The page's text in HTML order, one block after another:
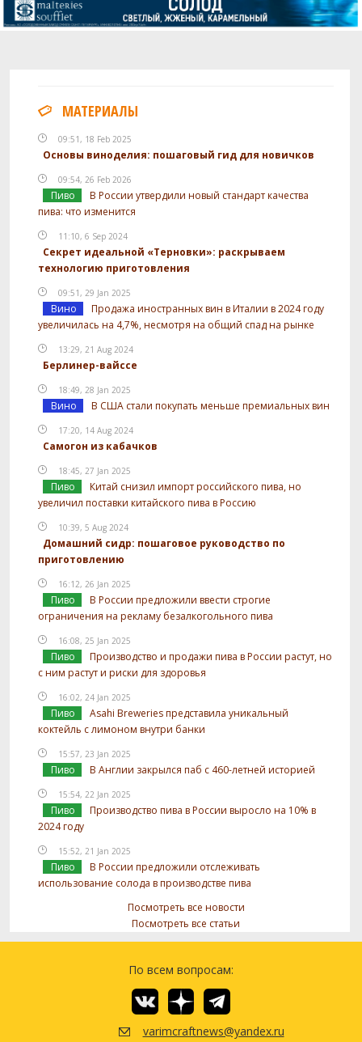
МАТЕРИАЛЫ
09:51, 18 Feb 2025
Основы виноделия: пошаговый гид для новичков
09:54, 26 Feb 2026
Пиво
В России утвердили новый стандарт качества
пива: что изменится
11:10, 6 Sep 2024
Секрет идеальной «Терновки»: раскрываем
технологию приготовления
09:51, 29 Jan 2025
Вино
Продажа иностранных вин в Италии в 2024 году
увеличилась на 4,7%, несмотря на общий спад на рынке
13:29, 21 Aug 2024
Берлинер-вайссе
18:49, 28 Jan 2025
Вино В США стали покупать меньше премиальных вин
17:20, 14 Aug 2024
Самогон из кабачков
18:45, 27 Jan 2025
Пиво
Китай снизил импорт российского пива, но
увеличил поставки китайского пива в Россию
10:39, 5 Aug 2024
Домашний сидр: пошаговое руководство по
приготовлению
16:12, 26 Jan 2025
Пиво
В России предложили ввести строгие
ограничения на рекламу безалкогольного пива
16:08, 25 Jan 2025
Пиво
Производство и продажи пива в России растут, но
с ним растут и риски для здоровья
16:02, 24 Jan 2025
Пиво
Asahi Breweries представила уникальный
коктейль с лимоном внутри банки
15:57, 23 Jan 2025
Пиво В Англии закрылся паб с 460-летней историей
15:54, 22 Jan 2025
Пиво
Производство пива в России выросло на 10% в
2024 году
15:52, 21 Jan 2025
Пиво
В России предложили отслеживать
использование солода в производстве пива
Посмотреть все новости
Посмотреть все статьи
По всем вопросам:
varimcraftnews@yandex.ru